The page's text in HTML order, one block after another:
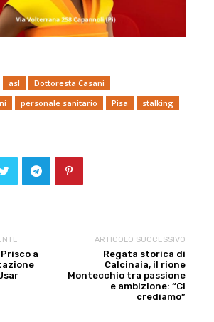
asl
Dottoresta Casani
personale sanitario Pisa stalking
a
ARTICOLO SUCCESSIVO
Regata storica di
Calcinaia, il rione
Montecchio tra passione
e ambizione: “Ci
crediamo”